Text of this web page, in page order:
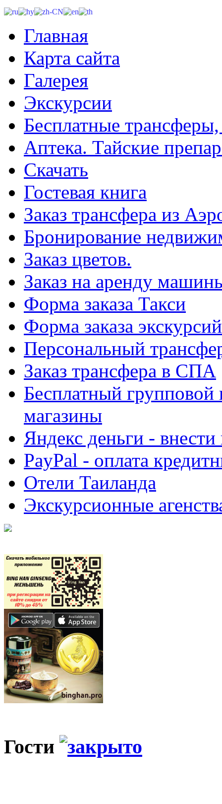
Главная
Карта сайта
Галерея
Экскурсии
Бесплатные
Аптека. Тайские
Скачать
Гостевая книга
Заказ трансфера из
Бронирование
Заказ цветов.
Заказ на аренду
Форма заказа Такси
Форма заказа экскурсий
Персональный
Заказ трансфера в СПА
Бесплатный
магазины
Яндекс деньги - внести
PayPal - оплата
Отели Таиланда
Экскурсионные
Гости